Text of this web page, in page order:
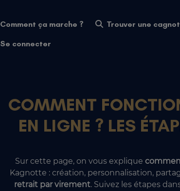
Comment ça marche ? Trouver une
Se connecter
COMMENT
EN LIGNE ? LES
Sur cette page, on vous explique
Kagnotte : création, personnalisation,
retrait par virement. Suivez les étapes